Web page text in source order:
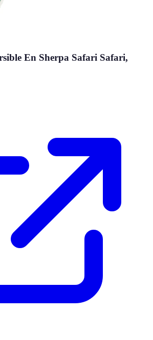
En Sherpa Safari Safari,